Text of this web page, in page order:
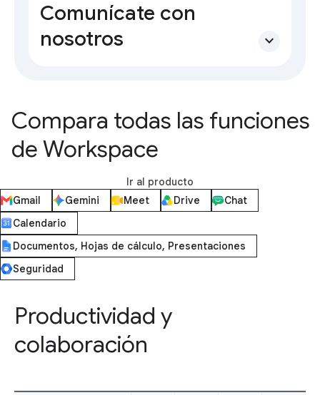
Comunícate con
nosotros
expand_more
Compara todas las funciones
de Workspace
Ir al producto
Gmail
Gemini Meet Drive
Chat
Calendario
Documentos, Hojas de cálculo, Presentaciones
Seguridad
Productividad y
colaboración